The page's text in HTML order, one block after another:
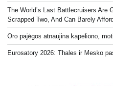
The World’s Last Battlecruisers
Scrapped Two, And Can Barely
Oro pajėgos atnaujina kapeliono,
Eurosatory 2026: Thales ir Mesko